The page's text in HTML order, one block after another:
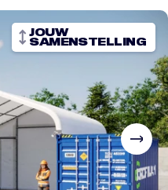
Transportkosten
JOUW
SAMENSTELLING